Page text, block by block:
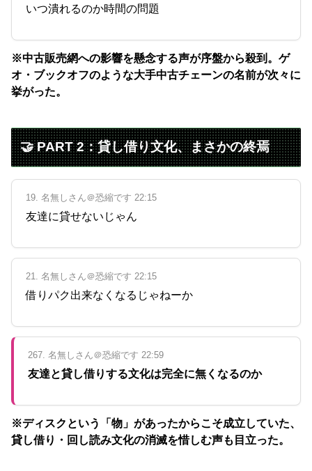
いつ潰れるのか時間の問題
※中古販売網への影響を懸念する声が序盤から殺到。ゲ
オ・ブックオフのような大手中古チェーンの名前が次々に
挙がった。
🤝 PART 2：貸し借り文化、まさかの終焉
19. 名無しさん＠恐縮です 22:15
友達に貸せないじゃん
21. 名無しさん＠恐縮です 22:15
借りパク出来なくなるじゃねーか
267. 名無しさん＠恐縮です 22:59
友達と貸し借りする文化は完全に無くなるのか
※ディスクという「物」があったからこそ成立していた、
貸し借り・回し読み文化の消滅を惜しむ声も目立った。